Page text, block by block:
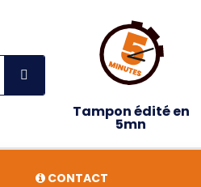
Tampon édité en
5mn
CONTACT